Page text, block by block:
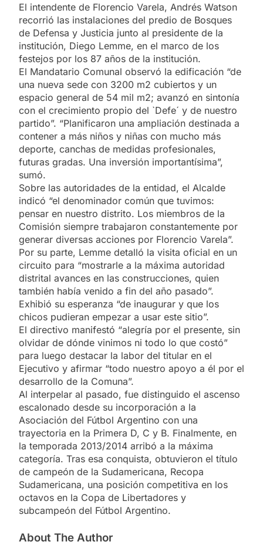
El intendente de Florencio Varela, Andrés Watson
recorrió las instalaciones del predio de Bosques
de Defensa y Justicia junto al presidente de la
institución, Diego Lemme, en el marco de los
festejos por los 87 años de la institución.
El Mandatario Comunal observó la edificación “de
una nueva sede con 3200 m2 cubiertos y un
espacio general de 54 mil m2; avanzó en sintonía
con el crecimiento propio del `Defe´ y de nuestro
partido”. “Planificaron una ampliación destinada a
contener a más niños y niñas con mucho más
deporte, canchas de medidas profesionales,
futuras gradas. Una inversión importantísima”,
sumó.
Sobre las autoridades de la entidad, el Alcalde
indicó “el denominador común que tuvimos:
pensar en nuestro distrito. Los miembros de la
Comisión siempre trabajaron constantemente por
generar diversas acciones por Florencio Varela”.
Por su parte, Lemme detalló la visita oficial en un
circuito para “mostrarle a la máxima autoridad
distrital avances en las construcciones, quien
también había venido a fin del año pasado”.
Exhibió su esperanza “de inaugurar y que los
chicos pudieran empezar a usar este sitio”.
El directivo manifestó “alegría por el presente, sin
olvidar de dónde vinimos ni todo lo que costó”
para luego destacar la labor del titular en el
Ejecutivo y afirmar “todo nuestro apoyo a él por el
desarrollo de la Comuna”.
Al interpelar al pasado, fue distinguido el ascenso
escalonado desde su incorporación a la
Asociación del Fútbol Argentino con una
trayectoria en la Primera D, C y B. Finalmente, en
la temporada 2013/2014 arribó a la máxima
categoría. Tras esa conquista, obtuvieron el título
de campeón de la Sudamericana, Recopa
Sudamericana, una posición competitiva en los
octavos en la Copa de Libertadores y
subcampeón del Fútbol Argentino.
About The Author